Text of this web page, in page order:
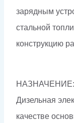
зарядным
стальной
конструкцию
НАЗНАЧЕНИЕ:
Дизельная
качестве